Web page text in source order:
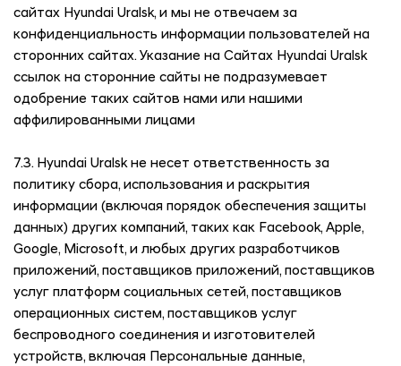
сайтах Hyundai Uralsk, и мы не отвечаем за
конфиденциальность информации пользователей на
сторонних сайтах. Указание на Сайтах Hyundai Uralsk
ссылок на сторонние сайты не подразумевает
одобрение таких сайтов нами или нашими
аффилированными лицами
7.3. Hyundai Uralskне несет ответственность за
политику сбора, использования и раскрытия
информации (включая порядок обеспечения защиты
данных) других компаний, таких как Facebook, Apple,
Google, Microsoft, и любых других разработчиков
приложений, поставщиков приложений, поставщиков
услуг платформ социальных сетей, поставщиков
операционных систем, поставщиков услуг
беспроводного соединения и изготовителей
устройств, включая Персональные данные,